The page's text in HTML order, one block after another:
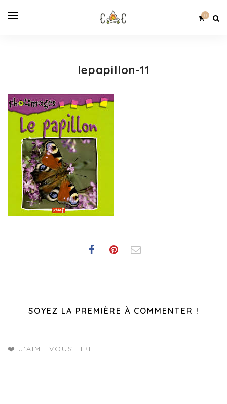
0
lepapillon-11
SOYEZ LA PREMIÈRE À COMMENTER !
❤️ J'AIME VOUS LIRE